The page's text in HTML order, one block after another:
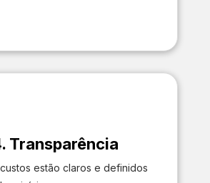
Transparência
estão claros e definidos